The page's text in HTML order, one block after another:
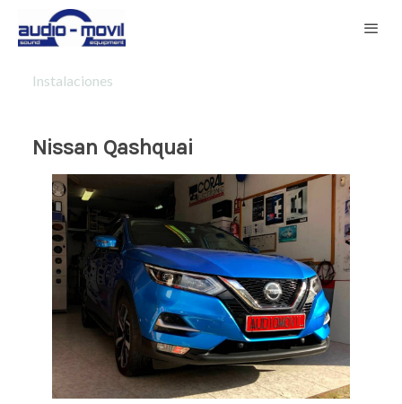
Instalaciones
Nissan Qashquai